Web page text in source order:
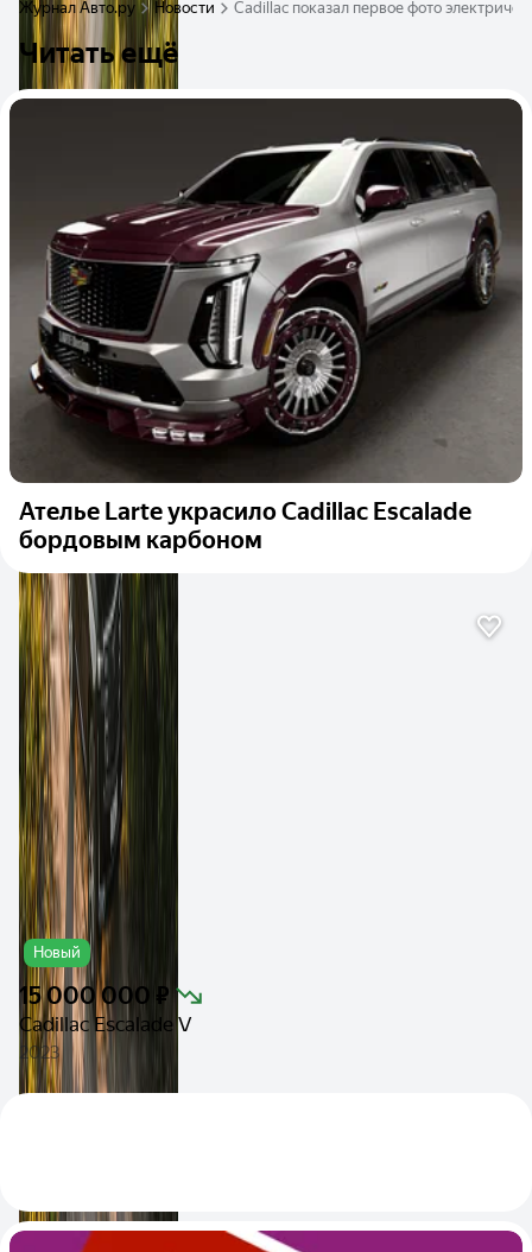
Журнал Авто.ру Новости Cadillac показал первое фото
Читать ещё
Ателье Larte украсило Cadillac Escalade
бордовым карбоном
Новый
15 000 000 ₽
Cadillac Escalade V
2023